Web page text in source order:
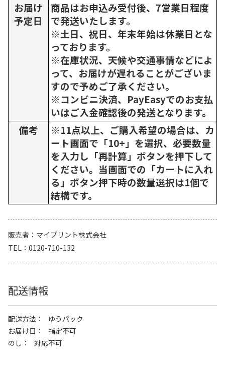
お届け
予定日
商品はお申込み受付後、7営業日程度
で発送いたします。
※土日、祝日、年末年始は休業日とな
っております。
※在庫状況、天候や交通事情などによ
って、お届けが遅れることがございま
すので予めご了承ください。
※コンビニ決済、PayEasyでのお支払
いはご入金確認後の発送となります。
備考
※11点以上、ご購入希望の場合は、カ
ート画面で「10+」を選択、必要数量
を入力し「再計算」ボタンを押下して
ください。当画面での「カートに入れ
る」ボタン押下時の数量選択は1個で
結構です。
販売者
マイプリント株式会社
TEL
0120-710-132
配送情報
配送方法
ゆうパック
お届け日
指定不可
のし
対応不可